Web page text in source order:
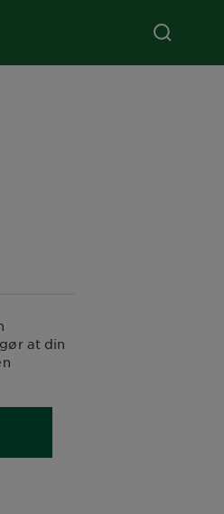
at din